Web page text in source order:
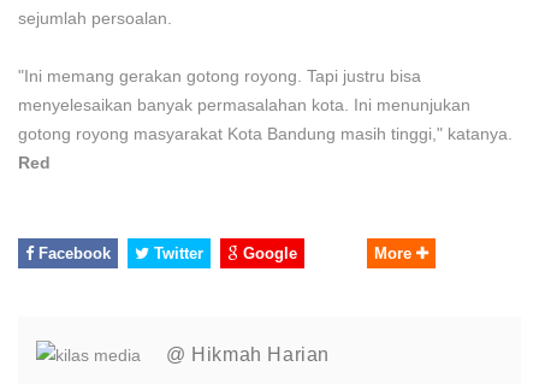
sejumlah persoalan.
"Ini memang gerakan gotong royong. Tapi justru bisa
menyelesaikan banyak permasalahan kota. Ini menunjukan
gotong royong masyarakat Kota Bandung masih tinggi," katanya.
Red
Facebook Twitter Google More
@ Hikmah Harian